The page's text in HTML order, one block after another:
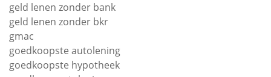
geld lenen zonder bank
geld lenen zonder bkr
gmac
goedkoopste autolening
goedkoopste hypotheek